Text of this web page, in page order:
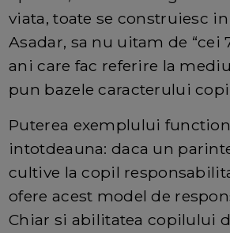
viata, toate se construiesc
Asadar, sa nu uitam de “cei
ani care fac referire la
pun bazele caracterului
Puterea exemplului
intotdeauna: daca un
cultive la copil
ofere acest model de
Chiar si abilitatea copilului